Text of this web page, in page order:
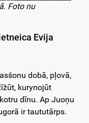
Foto nu
Evija
dobā, pļovā,
kurynojūt
dīnu. Ap Juoņu
ir taututārps.